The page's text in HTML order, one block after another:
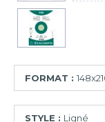
FORMAT :
STYLE : Ligné